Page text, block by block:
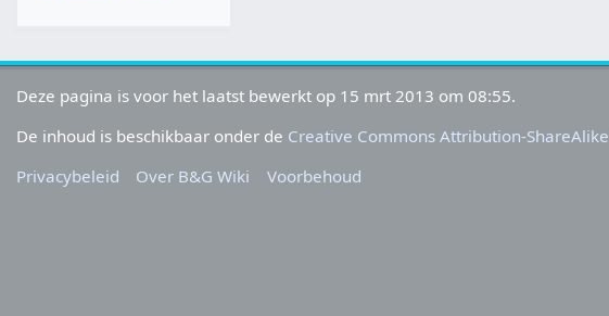
Deze pagina is voor het laatst bewerkt op 15 mrt 2013 om 08:55.
De inhoud is beschikbaar onder de Creative Commons Attribution-ShareAlike
Privacybeleid
Over B&G Wiki Voorbehoud